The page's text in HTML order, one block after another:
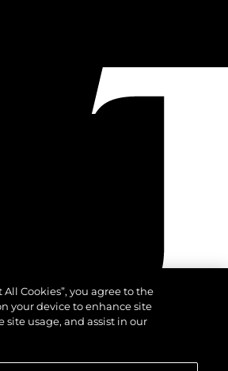
Cookies”, you agree to the
your device to enhance site
site usage, and assist in our